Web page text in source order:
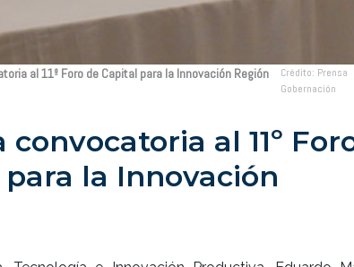
al 11º Foro de Capital para la Innovación Región
Crédito: Prensa
Gobernación
convocatoria al 11º
la Innovación